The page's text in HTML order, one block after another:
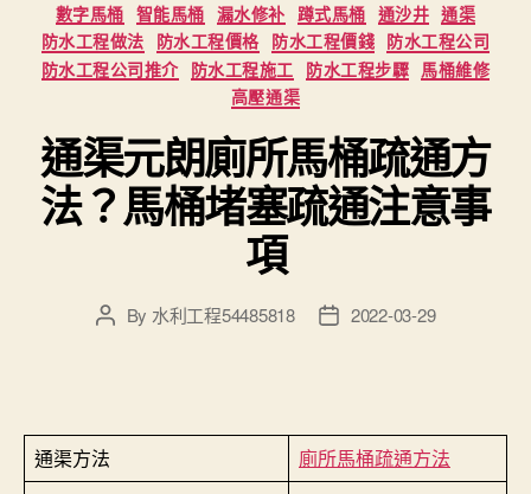
Categories
數字馬桶 智能馬桶 漏水修补 蹲式馬桶 通沙井 通渠
防水工程做法 防水工程價格 防水工程價錢 防水工程公司
防水工程公司推介 防水工程施工 防水工程步驟 馬桶維修
高壓通渠
通渠元朗廁所馬桶疏通方
法？馬桶堵塞疏通注意事
項
PostBy 水利工程54485818
Post2022-03-29
通渠方法
廁所馬桶疏通方法